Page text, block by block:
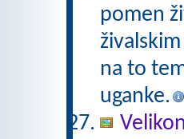
pomen
na to
uganke.